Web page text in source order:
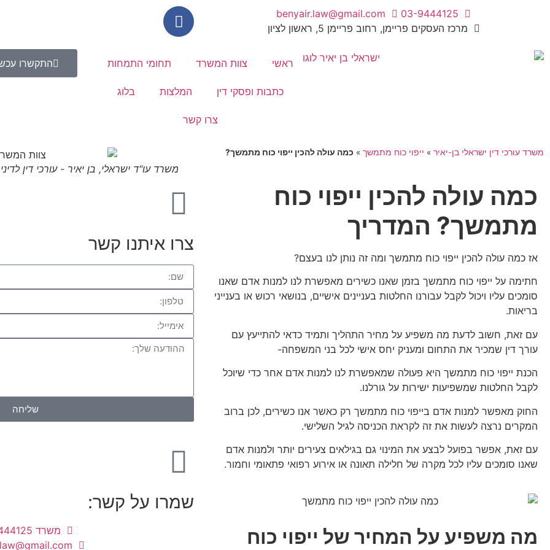
03-9444125
benyair.law@gmail.com
מרכז העסקים פריימן, רחוב פריימן 5, ראשון לציון
ראשי צוות המשרד תחומי התמחות
כתבות ופסקי דין המלצות בלוג
צרו קשר
התקשרו
משרד עורכי דין ישראלי בן-יאיר » ייפוי כוח מתמשך » כמה עולה להכין ייפוי כוח מתמשך?
כמה עולה להכין ייפוי כוח
מתמשך? המדריך
אז כמה עולה להכין ייפוי כוח מתמשך ומה זה נותן לנו בעצם?
חתימה על ייפוי כוח מתמשך בזמן שאנו כשירים מאפשרת לנו למנות אדם שאנו
סומכים עליו ויכול לקבל עבורנו החלטות בעניינים אישיים, בנושאי רכוש או בענייני
בריאות.
עם זאת, חשוב לדעת מה משפיע על מחיר התהליך ותמיד כדאי להתייעץ עם
עורך דין שמכיר את התחום ומעניק יחס אישי לכל בני המשפחה-
הכנת ייפוי כוח מתמשך היא פעולה שמאפשרת לנו למנות אדם אחר כדי שיוכל
לקבל החלטות שמשפיעות ישירות על גורלנו.
החוק מאפשר למנות אדם בייפוי כוח מתמשך רק כאשר אנו כשירים, לכן ברוב
המקרים נרצה לעשות את זה לקראת הכניסה לגיל השלישי.
עם זאת, אפשר בפועל לבצע את המינוי גם בגילאים צעירים יותר ולמנות אדם
שאנו סומכים עליו לכל מקרה של חלילה תאונה או אירוע רפואי פתאומי וחמור.
מה משפיע על המחיר של ייפוי כוח
משרד עו"ד ישראלי, בן יאיר - עורכי דין
צרו איתנו קשר
שליחה
שמרו על קשר:
משרד 03-9444125